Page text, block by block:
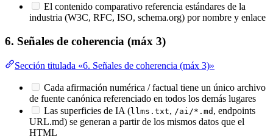
El contenido comparativo referencia estándares de la
industria (W3C, RFC, ISO, schema.org) por nombre y enlace
6. Señales de coherencia (máx 3)
Sección titulada «6. Señales de coherencia (máx 3)»
Cada afirmación numérica / factual tiene un único archivo
de fuente canónica referenciado en todos los demás lugares
Las superficies de IA (llms.txt, /ai/*.md , endpoints
URL.md) se generan a partir de los mismos datos que el
HTML